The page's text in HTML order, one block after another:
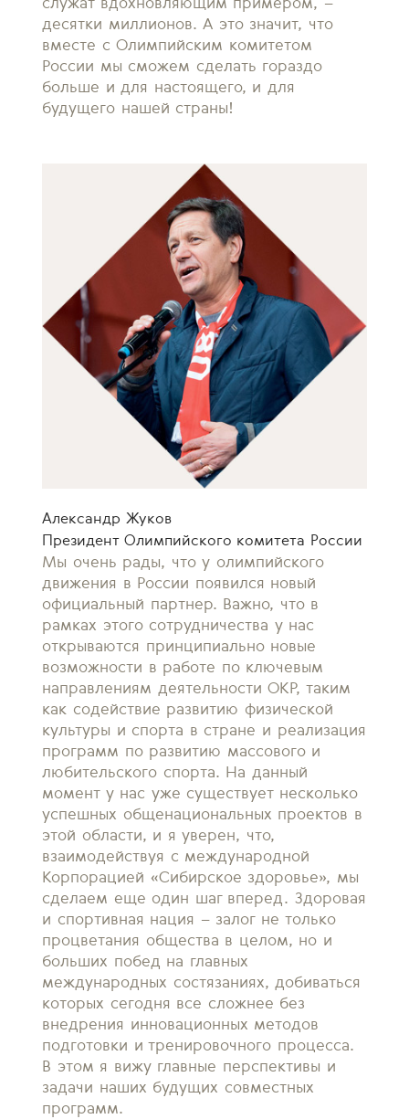
десятки миллионов. А это значит, что
вместе с Олимпийским комитетом
России мы сможем сделать гораздо
больше и для настоящего, и для
будущего нашей страны!
Александр Жуков
Президент Олимпийского комитета России
Мы очень рады, что у олимпийского
движения в России появился новый
официальный партнер. Важно, что в
рамках этого сотрудничества у нас
открываются принципиально новые
возможности в работе по ключевым
направлениям деятельности ОКР, таким
как содействие развитию физической
культуры и спорта в стране и реализация
программ по развитию массового и
любительского спорта. На данный
момент у нас уже существует несколько
успешных общенациональных проектов в
этой области, и я уверен, что,
взаимодействуя с международной
Корпорацией «Сибирское здоровье», мы
сделаем еще один шаг вперед. Здоровая
и спортивная нация – залог не только
процветания общества в целом, но и
больших побед на главных
международных состязаниях, добиваться
которых сегодня все сложнее без
внедрения инновационных методов
подготовки и тренировочного процесса.
В этом я вижу главные перспективы и
задачи наших будущих совместных
программ.